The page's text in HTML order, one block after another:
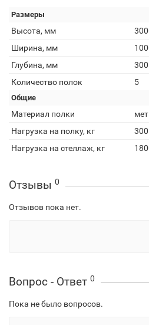
Размеры
Высота, мм
Ширина, мм
Глубина, мм
300
Количество полок
5
Общие
Материал полки
Нагрузка на полку, кг
300
Нагрузка на стеллаж, кг
Отзывы 0
Отзывов пока нет.
Вопрос - Ответ 0
Пока не было вопросов.